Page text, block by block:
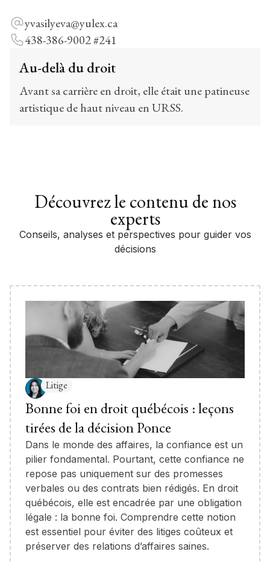
yvasilyeva@yulex.ca
438-386-9002 #241
Au-delà du droit
Avant sa carrière en droit, elle était une patineuse
artistique de haut niveau en URSS.
Découvrez le contenu de nos
experts
Conseils, analyses et perspectives pour guider vos
décisions
Litige
Bonne foi en droit québécois : leçons
tirées de la décision Ponce
Dans le monde des affaires, la confiance est un
pilier fondamental. Pourtant, cette confiance ne
repose pas uniquement sur des promesses
verbales ou des contrats bien rédigés. En droit
québécois, elle est encadrée par une obligation
légale : la bonne foi. Comprendre cette notion
est essentiel pour éviter des litiges coûteux et
préserver des relations d’affaires saines.